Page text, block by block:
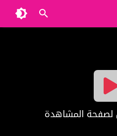
لصفحة المشاهدة